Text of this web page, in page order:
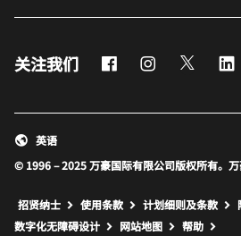
关注我们 FacebookInstagram
Twitter
© 1996 – 2025 万豪国际有限公司版权所有。
英语
招贤纳士 使用条款 计划细则及条款
数字化无障碍设计
网站地图 打开新窗口
帮助